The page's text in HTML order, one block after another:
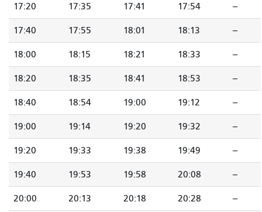
17:20 17:35 17:41 17:54 --
17:40 17:55 18:01 18:13 --
18:00 18:15 18:21 18:33 --
18:20 18:35 18:41 18:53 --
18:40 18:54 19:00 19:12 --
19:00 19:14 19:20 19:32 --
19:20 19:33 19:38 19:49 --
19:40 19:53 19:58 20:08 --
20:00 20:13 20:18 20:28 --